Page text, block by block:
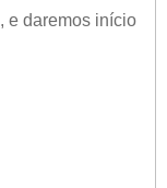
, e daremos início